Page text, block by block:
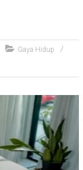
Gaya Hidup